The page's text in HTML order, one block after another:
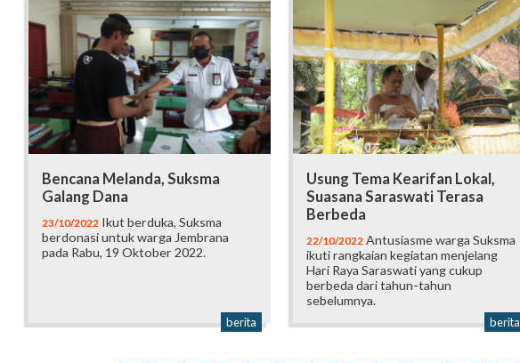
Bencana Melanda, Suksma
Galang Dana
23/10/2022 Ikut berduka, Suksma
berdonasi untuk warga Jembrana
pada Rabu, 19 Oktober 2022.
berita
Usung Tema Kearifan Lokal,
Suasana Saraswati Terasa
Berbeda
22/10/2022 Antusiasme warga Suksma
ikuti rangkaian kegiatan menjelang
Hari Raya Saraswati yang cukup
berbeda dari tahun-tahun
sebelumnya.
berita